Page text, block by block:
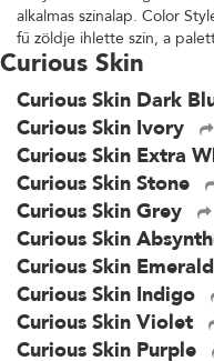
alkalmas színalap. Color
fű zöldje ihlette szín, a
Curious Skin
Curious Skin Dark
Curious Skin Ivory
Curious Skin Extra
Curious Skin Stone
Curious Skin Grey
Curious Skin
Curious Skin Emerald
Curious Skin Indigo
Curious Skin Violet
Curious Skin Purple